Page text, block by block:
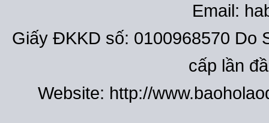
Email:
Giấy ĐKKD số: 0100968570 Do
cấp lần
Website: http://